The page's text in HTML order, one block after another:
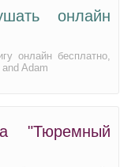
онлайн
онлайн бесплатно,
Adam
"Тюремный